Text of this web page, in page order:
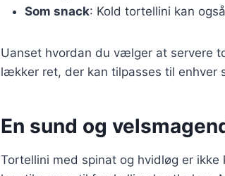
Som snack: Kold tortellini kan
Uanset hvordan du vælger at servere
lækker ret, der kan tilpasses til enhver
En sund og
Tortellini med spinat og hvidløg er